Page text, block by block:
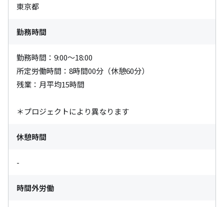
東京都
勤務時間
勤務時間：9:00～18:00
所定労働時間：8時間00分（休憩60分）
残業：月平均15時間
＊プロジェクトにより異なります
休憩時間
-
時間外労働